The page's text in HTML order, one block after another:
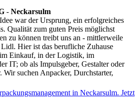
- Neckarsulm
war der Ursprung, ein erfolgreiches
Qualität zum guten Preis möglichst
zu können treibt uns an - mittlerweile
Hier ist das berufliche Zuhause
Einkauf, in der Logistik, im
IT; ob als Impulsgeber, Gestalter oder
Wir suchen Anpacker, Durchstarter,